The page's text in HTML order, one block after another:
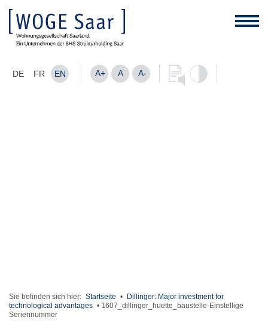
DE FR EN A+ A A-
Sie befinden sich hier: Startseite •
Dillinger: Major investment for
technological advantages • 1607_dillinger_huette_baustelle-Einstellige
Seriennummer